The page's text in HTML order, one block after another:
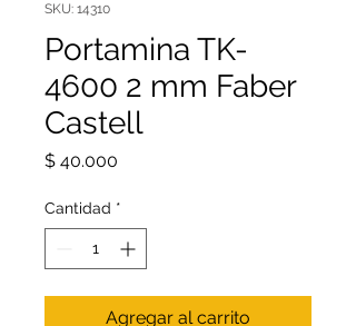
SKU: 14310
Portamina TK-
4600 2 mm Faber
Castell
$ 40.000
Cantidad *
Agregar al carrito